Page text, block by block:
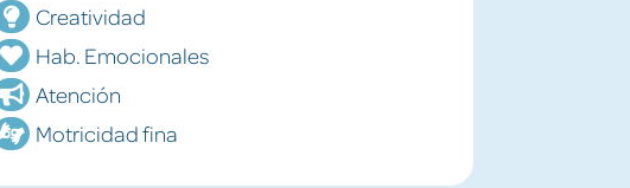
Creatividad
Hab. Emocionales
Atención
Motricidad fina